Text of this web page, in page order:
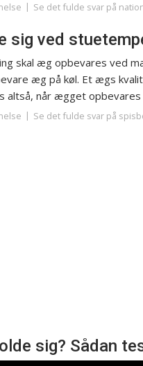
Se det fulde svar på
sig ved
skal æg opbevares ved
æg på køl. Et ægs
altså, når ægget opbevares
Se det fulde svar på
sig? Sådan